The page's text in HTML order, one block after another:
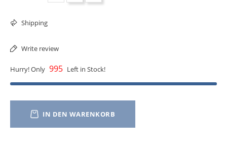
Shipping
Write review
Hurry! Only 995 Left in Stock!
IN DEN WARENKORB